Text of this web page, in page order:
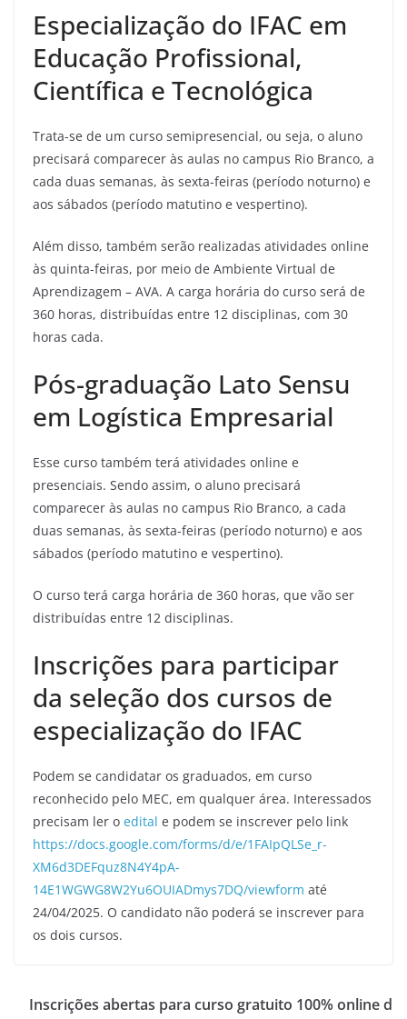
Especialização do IFAC em
Educação Profissional,
Científica e Tecnológica
Trata-se de um curso semipresencial, ou seja, o aluno
precisará comparecer às aulas no campus Rio Branco, a
cada duas semanas, às sexta-feiras (período noturno) e
aos sábados (período matutino e vespertino).
Além disso, também serão realizadas atividades online
às quinta-feiras, por meio de Ambiente Virtual de
Aprendizagem – AVA. A carga horária do curso será de
360 horas, distribuídas entre 12 disciplinas, com 30
horas cada.
Pós-graduação Lato Sensu
em Logística Empresarial
Esse curso também terá atividades online e
presenciais. Sendo assim, o aluno precisará
comparecer às aulas no campus Rio Branco, a cada
duas semanas, às sexta-feiras (período noturno) e aos
sábados (período matutino e vespertino).
O curso terá carga horária de 360 horas, que vão ser
distribuídas entre 12 disciplinas.
Inscrições para participar
da seleção dos cursos de
especialização do IFAC
Podem se candidatar os graduados, em curso
reconhecido pelo MEC, em qualquer área. Interessados
precisam ler o edital e podem se inscrever pelo link
https://docs.google.com/forms/d/e/1FAIpQLSe_r-
XM6d3DEFquz8N4Y4pA-
14E1WGWG8W2Yu6OUIADmys7DQ/viewform até
24/04/2025. O candidato não poderá se inscrever para
os dois cursos.
Inscrições abertas para curso gratuito 100% online d